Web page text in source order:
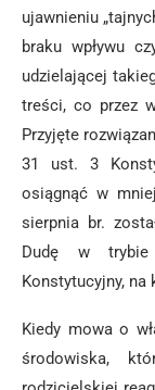
ujawnieniu
braku wpływu
udzielającej
treści, co przez
Przyjęte
31 ust. 3
osiągnąć w
sierpnia br.
Dudę w trybie
Konstytucyjny,
Kiedy mowa o
środowiska,